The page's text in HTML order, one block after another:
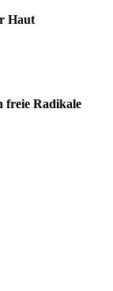
Haut
freie Radikale